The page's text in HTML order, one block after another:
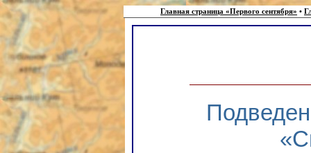
Главная страница «Первого сентября» •